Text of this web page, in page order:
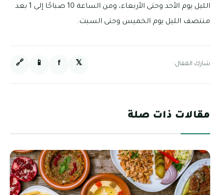
الليل يوم الأحد وحتى الأربعاء، ومن الساعة 10 صباحًا إلى 1 بعد
منتصف الليل يوم الخميس وحتى السبت.
شارك المقال: 𝕏
f
📱
🔗
مقالات ذات صلة